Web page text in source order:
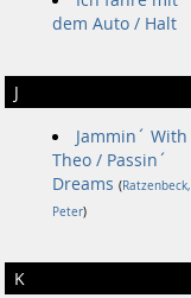
dem Auto / Halt
J
Jammin´ With
Theo / Passin´
Dreams (Ratzenbeck,
Peter)
K